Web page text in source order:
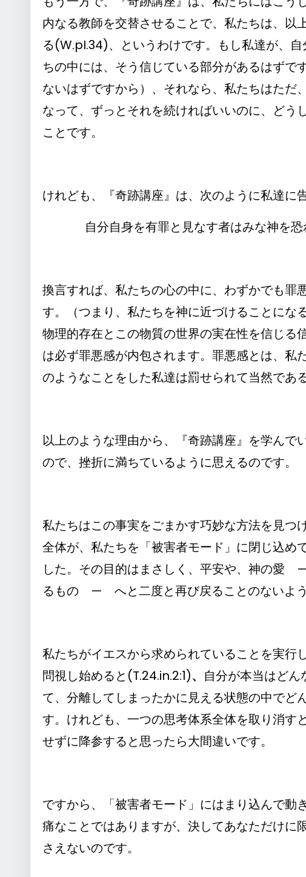
内なる教師を交替させることで、私たちは、以
る(W.pI.34)、というわけです。もし私達が、
ちの中には、そう信じている部分があるはず
ないはずですから）、それなら、私たちはただ
なって、ずっとそれを続ければいいのに、ど
ことです。
けれども、『奇跡講座』は、次のように私達に
自分自身を有罪と見なす者はみな神を
換言すれば、私たちの心の中に、わずかでも罪
す。（つまり、私たちを神に近づけることにな
物理的存在とこの物質の世界の実在性を信じる
は必ず罪悪感が内包されます。罪悪感とは、私
のようなことをした私達は罰せられて当然であ
以上のような理由から、『奇跡講座』を学んで
ので、挫折に満ちているように思えるのです。
私たちはこの事実をごまかす巧妙な方法を見
全体が、私たちを「被害者モード」に閉じ込め
した。その目的はまさしく、平安や、神の愛
るもの — へと二度と再び戻ることのないよう
私たちがイエスから求められていることを実行
問視し始めると(T.24.in.2:1)、 自分が本当はど
て、分離してしまったかに見える状態の中でど
す。けれども、一つの思考体系全体を取り消す
せずに降参すると思ったら大間違いです。
ですから、「被害者モード」にはまり込んで
痛なことではありますが、決してあなただけ
さえないのです。